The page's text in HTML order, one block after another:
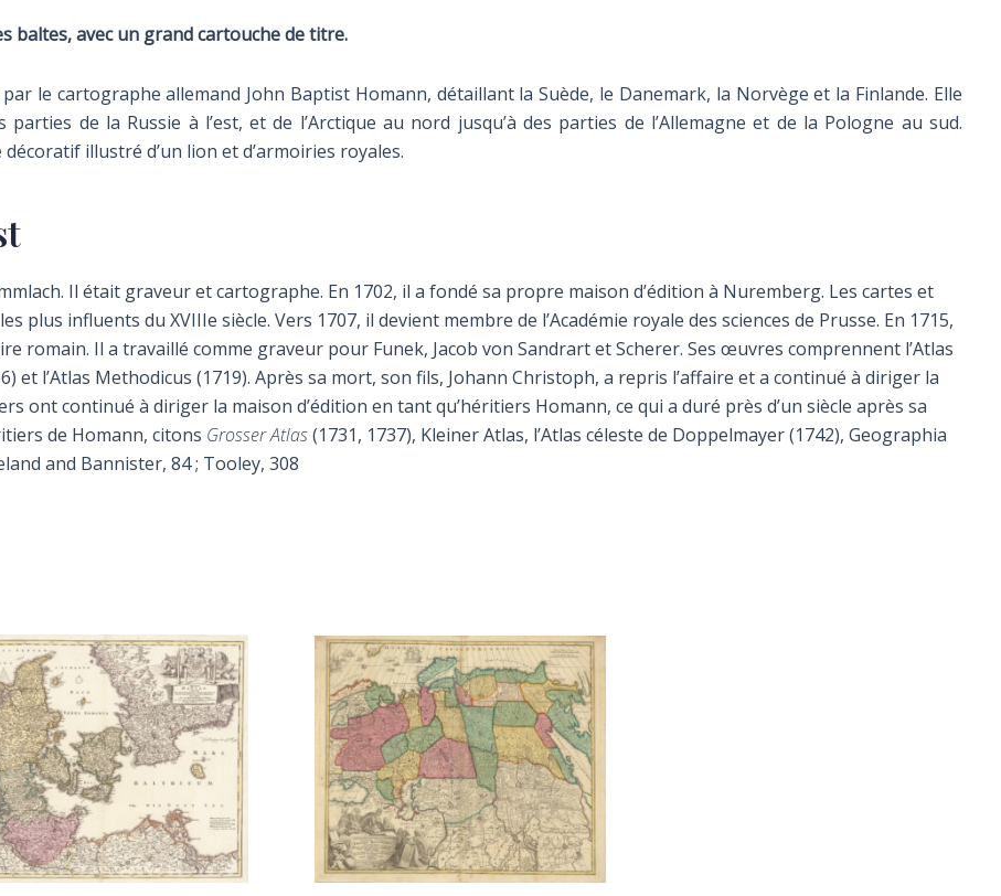
baltes, avec un grand cartouche de titre.
le cartographe allemand John Baptist Homann, détaillant la Suède, le Danemark, la Norvège et la Finlande. Elle
parties de la Russie à l’est, et de l’Arctique au nord jusqu’à des parties de l’Allemagne et de la Pologne au sud.
illustré d’un lion et d’armoiries royales.
Il était graveur et cartographe. En 1702, il a fondé sa propre maison d’édition à Nuremberg. Les cartes et
plus influents du XVIIIe siècle. Vers 1707, il devient membre de l’Académie royale des sciences de Prusse. En 1715,
romain. Il a travaillé comme graveur pour Funek, Jacob von Sandrart et Scherer. Ses œuvres comprennent l’Atlas
et l’Atlas Methodicus (1719). Après sa mort, son fils, Johann Christoph, a repris l’affaire et a continué à diriger la
ont continué à diriger la maison d’édition en tant qu’héritiers Homann, ce qui a duré près d’un siècle après sa
de Homann, citons Grosser Atlas(1731, 1737), Kleiner Atlas, l’Atlas céleste de Doppelmayer (1742), Geographia
and Bannister, 84 ; Tooley, 308